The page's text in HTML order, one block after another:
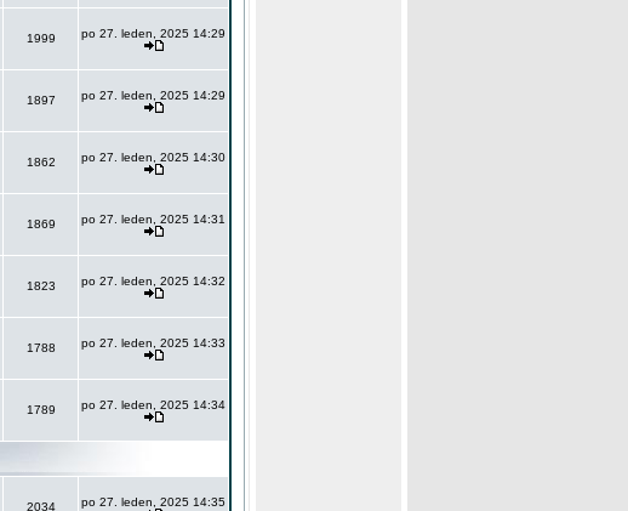
1999 po 27. leden, 2025 14:29
1897 po 27. leden, 2025 14:29
1862 po 27. leden, 2025 14:30
1869 po 27. leden, 2025 14:31
1823 po 27. leden, 2025 14:32
1788 po 27. leden, 2025 14:33
1789 po 27. leden, 2025 14:34
2034 po 27. leden, 2025 14:35